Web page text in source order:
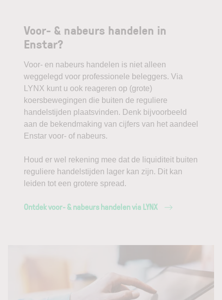
Voor- & nabeurs handelen in
Enstar?
Voor- en nabeurs handelen is niet alleen
weggelegd voor professionele beleggers. Via
LYNX kunt u ook reageren op (grote)
koersbewegingen die buiten de reguliere
handelstijden plaatsvinden. Denk bijvoorbeeld
aan de bekendmaking van cijfers van het aandeel
Enstar voor- of nabeurs.
Houd er wel rekening mee dat de liquiditeit buiten
reguliere handelstijden lager kan zijn. Dit kan
leiden tot een grotere spread.
Ontdek voor- & nabeurs handelen via LYNX